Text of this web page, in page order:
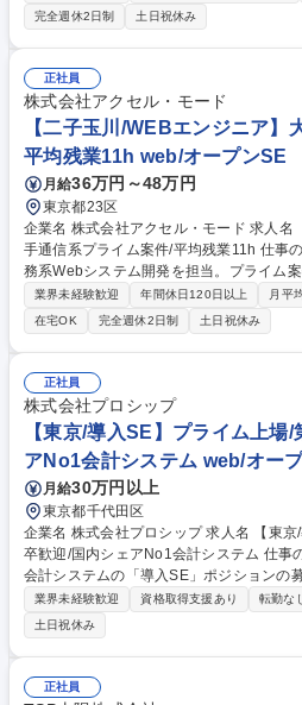
とも可能です。 【業務内容詳細】■業務基幹システムの設計～試験・導入
■DBを駆使したWebシステムの構築・製
強化・機能追加■Java、.NETを駆使した
ム開発時のプロジェクト・マネージメン
ジニアリング・サービス■BtoB、BtoCの
入れ直後：上記参照 変更の範囲：当社における
【SE/京都】リモートワーク可/大手取引/
完全週休2日制
土日祝休み
正社員
株式会社アクセル・モード
【二子玉川/WEBエンジニア】
平均残業11h web/オープンSE
月給36万円～48万円
東京都23区
企業名 株式会社アクセル・モード 求人名 【二子玉川/WEBエンジニア】大
手通信系プライム案件/平均残業11h 仕事の内容 大手通信キャリア等の業
務系Webシステム開発を担当。プライム
用まで一貫して関与。経験に応じSE～
や顧客折衝、ベンダーコントロールも担えます。 【具体的には
信系Webシステムの要件定義・詳細設計
進捗管理および顧客との調整業務■社内ナ
技術研鑽■AI活用（要件定義サポート等）
伴走する環境で、メンバー層からリーダ
す。 募集職種 【二子玉川/WEBエンジニア】大手通信系プライム案件/平均
残業11h
業界未経験歓迎 年間休日120日以上 月平
在宅OK
完全週休2日制 土日祝休み
正社員
株式会社プロシップ
【東京/導入SE】プライム上場
アNo1会計システム web/オー
月給30万円以上
東京都千代田区
企業名 株式会社プロシップ 求人名 【東京/導入SE】プライム上場/第二新
卒歓迎/国内シェアNo1会計システム 仕事の内容 固定資産管理に特化した
会計システムの「導入SE」ポジションの
リースまで一貫して担当します。国内シ
需要拡大中のシステムです。第二新卒も歓迎！ 【詳細】要件定義～
リリースまで担当。当社製品は顧客要望
応しており、大手企業の経理や経営層に
ロー改善提案まで行います。また上流か
業界未経験歓迎 資格取得支援あり 転勤なし
土日祝休み
正社員